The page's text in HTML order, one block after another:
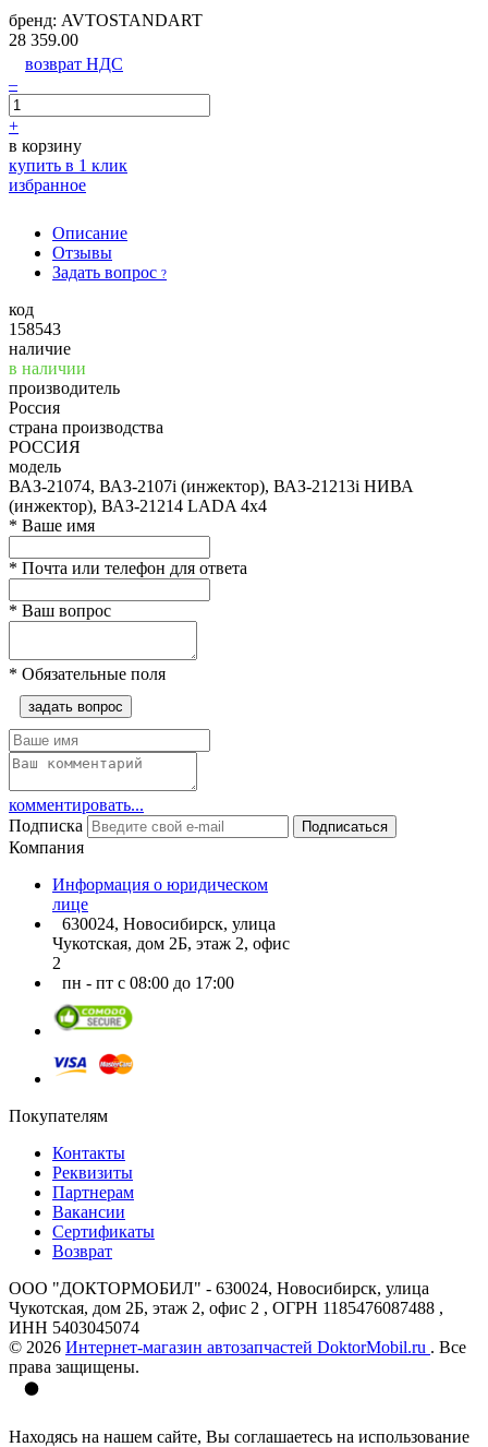
бренд: AVTOSTANDART
28 359.00
возврат НДС
–
+
в корзину
купить в 1 клик
избранное
Описание
Отзывы
Задать вопрос ?
код
158543
наличие
в наличии
производитель
Россия
страна производства
РОССИЯ
модель
ВАЗ-21074, ВАЗ-2107i (инжектор), ВАЗ-21213i НИВА
(инжектор), ВАЗ-21214 LADA 4х4
* Ваше имя
* Почта или телефон для ответа
* Ваш вопрос
* Обязательные поля
задать вопрос
комментировать...
Подписка
Подписаться
Компания
Информация о юридическом
лице
630024, Новосибирск, улица
Чукотская, дом 2Б, этаж 2, офис
2
пн - пт с 08:00 до 17:00
Покупателям
Контакты
Реквизиты
Партнерам
Вакансии
Сертификаты
Возврат
ООО "ДОКТОРМОБИЛ" - 630024, Новосибирск, улица
Чукотская, дом 2Б, этаж 2, офис 2 , ОГРН 1185476087488 ,
ИНН 5403045074
© 2026 Интернет-магазин автозапчастей DoktorMobil.ru . Все
права защищены.
Находясь на нашем сайте, Вы соглашаетесь на использование